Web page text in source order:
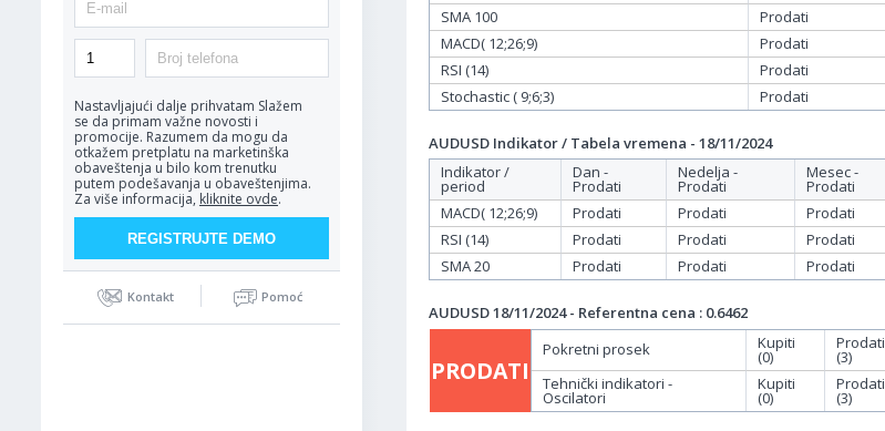
Nastavljajući dalje prihvatam Slažem
se da primam važne novosti i
promocije. Razumem da mogu da
otkažem pretplatu na marketinška
obaveštenja u bilo kom trenutku
putem podešavanja u obaveštenjima.
Za više informacija, kliknite ovde.
Kontakt Pomoć
SMA 100
Prodati
MACD( 12;26;9)
Prodati
RSI (14)
Prodati
Stochastic ( 9;6;3)
Prodati
AUDUSD Indikator / Tabela vremena - 18/11/2024
Indikator /
period
Dan -
Prodati
Nedelja -
Prodati
Mesec -
Prodati
MACD( 12;26;9)
Prodati Prodati
Prodati
RSI (14)
Prodati Prodati
Prodati
SMA 20
Prodati Prodati Prodati
AUDUSD 18/11/2024 - Referentna cena : 0.6462
PRODATI
Pokretni prosek Kupiti
(0)
Prodati
(3)
Tehnički indikatori -
Oscilatori
Kupiti
(0)
Prodati
(3)